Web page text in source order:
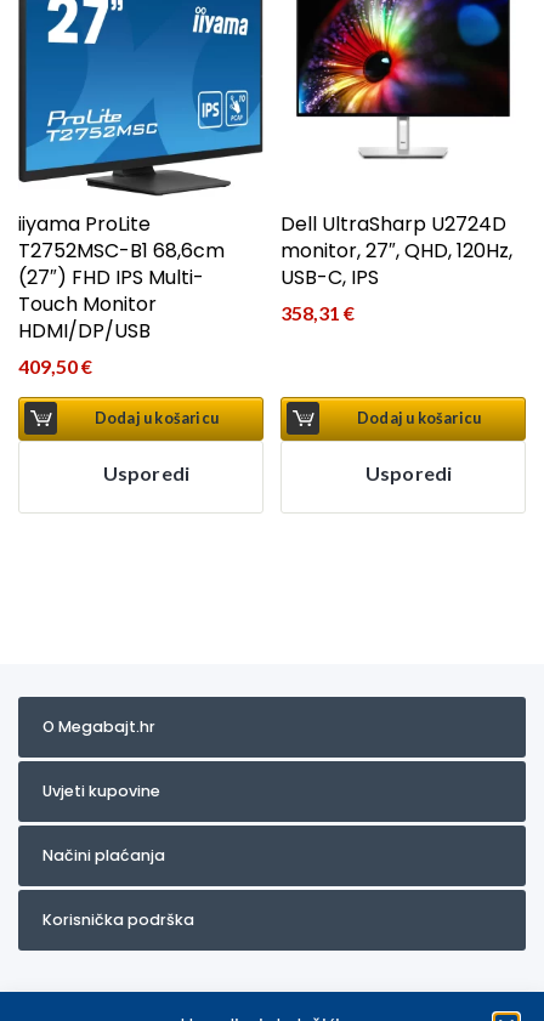
iiyama ProLite
T2752MSC-B1 68,6cm
(27″) FHD IPS Multi-
Touch Monitor
HDMI/DP/USB
409,50€
Dodaj u košaricu
Usporedi
Dell UltraSharp U2724D
monitor, 27″, QHD, 120Hz,
USB-C, IPS
358,31€
Dodaj u košaricu
Usporedi
O Megabajt.hr
Uvjeti kupovine
Načini plaćanja
Korisnička podrška